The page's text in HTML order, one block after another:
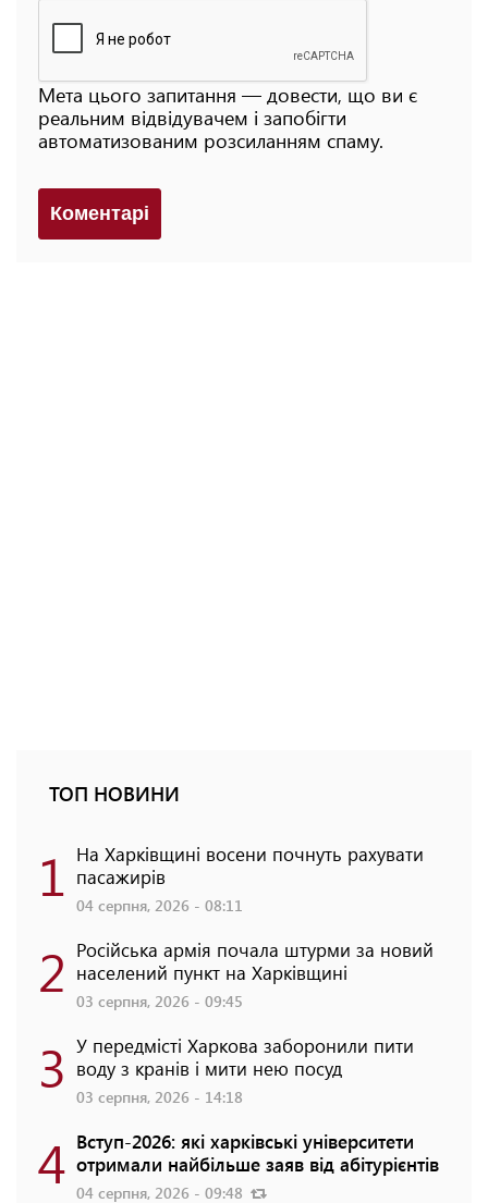
Мета цього запитання — довести, що ви є
реальним відвідувачем і запобігти
автоматизованим розсиланням спаму.
Коментарi
ТОП НОВИНИ
1 На Харківщині восени почнуть рахувати
пасажирів
04 серпня, 2026 - 08:11
2 Російська армія почала штурми за новий
населений пункт на Харківщині
03 серпня, 2026 - 09:45
3 У передмісті Харкова заборонили пити
воду з кранів і мити нею посуд
03 серпня, 2026 - 14:18
4 Вступ-2026: які харківські університети
отримали найбільше заяв від абітурієнтів
04 серпня, 2026 - 09:48